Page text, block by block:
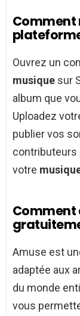
Comment
Ouvrez un
musique sur
album que
Uploadez
publier vos
contributeurs
votre
Comment
Amuse est
adaptée aux
du monde
vous